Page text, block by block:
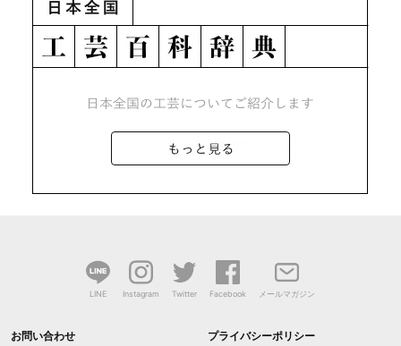
LINE Instagram Twitter Facebook メールマガジン
お問い合わせ プライバシーポリシー